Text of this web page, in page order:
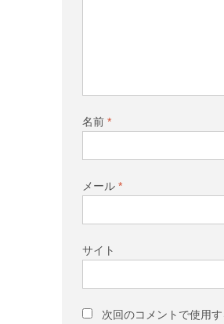
名前 *
メール *
サイト
次回のコメントで使用